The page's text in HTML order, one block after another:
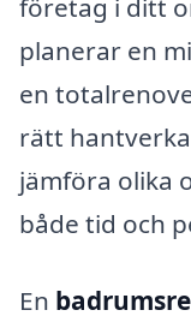
företag i ditt
planerar en
en
rätt
jämföra olika
både tid och
En